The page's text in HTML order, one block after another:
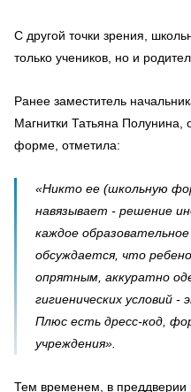
С другой точки зрения,
только учеников, но и
Ранее заместитель
Магнитки Татьяна Полунина,
форме, отметила:
«Никто ее (школьную
навязывает - решение
каждое
обсуждается, что
опрятным, аккуратно
гигиенических условий
Плюс есть дресс-код,
учреждения».
Тем временем, в преддверии